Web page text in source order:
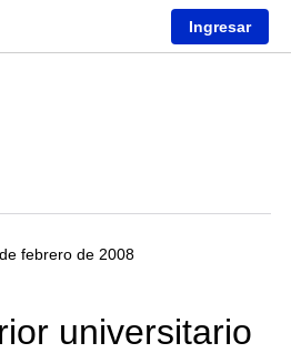
Ingresar
febrero de 2008
universitario